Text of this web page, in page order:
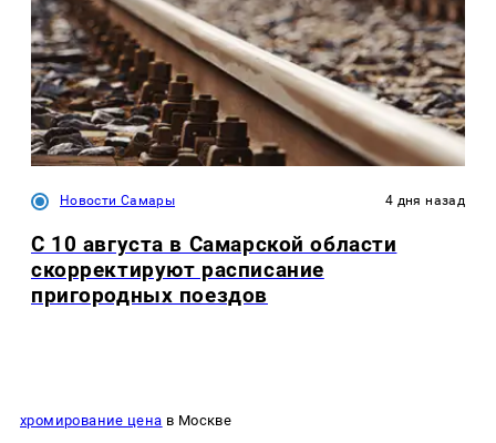
Новости Самары 4 дня назад
С 10 августа в Самарской области
скорректируют расписание
пригородных поездов
хромирование цена в Москве